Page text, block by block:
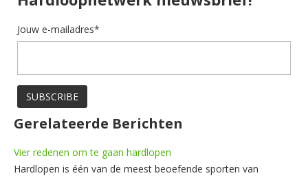
Jouw e-mailadres*
Gerelateerde Berichten
Vier redenen om te gaan hardlopen
Hardlopen is één van de meest beoefende sporten van